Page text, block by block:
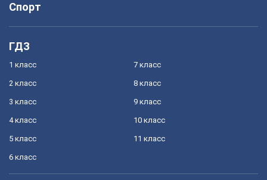
Спорт
ГДЗ
1 класс
2 класс
3 класс
4 класс
5 класс
6 класс
7 класс
8 класс
9 класс
10 класс
11 класс